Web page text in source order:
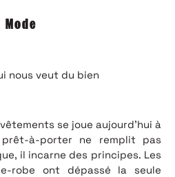
Mode
se joue aujourd’hui à
à-porter ne remplit pas
il incarne des principes. Les
robe ont dépassé la seule